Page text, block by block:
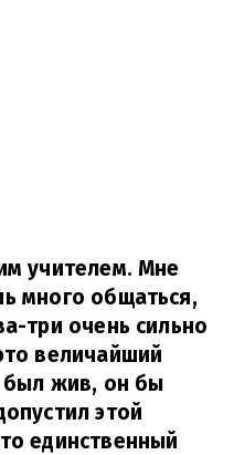
учителем. Мне
много общаться,
три очень сильно
величайший
был жив, он бы
этой
единственный